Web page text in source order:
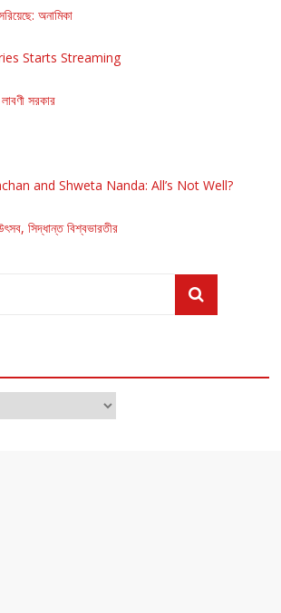
অনামিকা
Starts Streaming
সরকার
and Shweta Nanda: All’s Not Well?
সিদ্ধান্ত বিশ্বভারতীর